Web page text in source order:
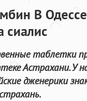
В
сиалис
таблетки
Астрахани. У
дженерики